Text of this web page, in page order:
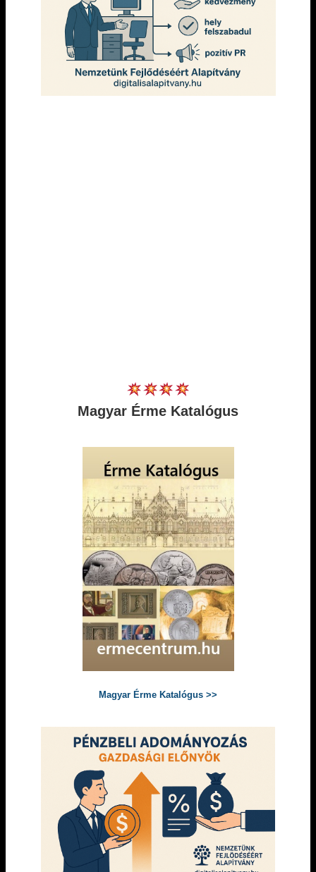
Magyar Érme Katalógus
Magyar Érme Katalógus >>